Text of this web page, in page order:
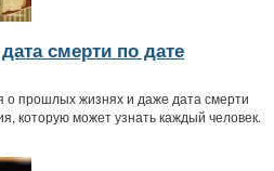
смерти по дате
о прошлых жизнях и даже дата смерти
которую может узнать каждый человек.